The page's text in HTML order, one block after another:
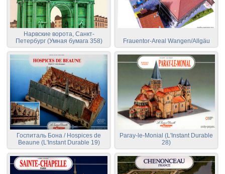
Нарвские ворота, Санкт-
Петербург (Умная бумага 358)
Frauentor-Areal Wangen/Allgäu
Госпиталь Бона / Hospices de
Beaune (L'Instant Durable 19)
Paray-le-Monial (L'Instant Durable
28)